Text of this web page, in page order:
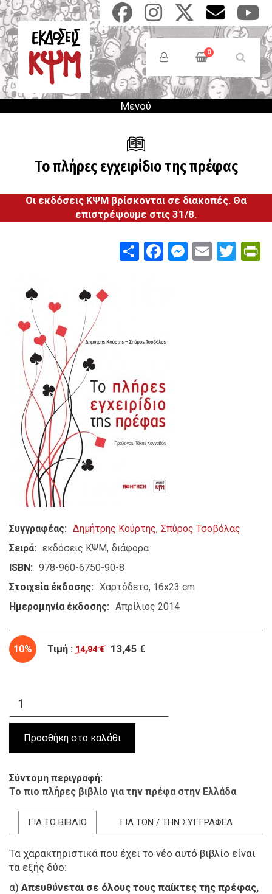
Παράκαμψη
προς
το
κυρίως
περιεχόμενο
Anonymous
Users
Menu
0
Μενού
Το πλήρες εγχειρίδιο της πρέφας
Οι εκδόσεις ΚΨΜ βρίσκονται σε διακοπές. Θα
επιστρέψουμε στις 31/8.
ShareFacebook
Email
Συγγραφέας Δημήτρης Κούρτης Σπύρος Τσοβόλας
Σειρά
εκδόσεις ΚΨΜ διάφορα
ISBN
978-960-6750-90-8
Στοιχεία έκδοσης
Χαρτόδετο, 16x23 cm
Ημερομηνία έκδοσης
Απρίλιος 2014
10% Τιμή : 14,94 € 13,45 €
Σύντομη περιγραφή
Το πιο πλήρες βιβλίο για την πρέφα στην Ελλάδα
ΓΙΑ ΤΟ ΒΙΒΛΙΟ ΓΙΑ ΤΟΝ / ΤΗΝ ΣΥΓΓΡΑΦΕΑ
Τα χαρακτηριστικά που έχει το νέο αυτό βιβλίο είναι
τα εξής δύο:
α) Απευθύνεται σε όλους τους παίκτες της πρέφας,